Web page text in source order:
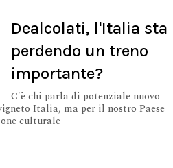
Dealcolati, l'Italia sta
perdendo un treno
importante?
C'è chi parla di potenziale nuovo
Italia, ma per il nostro Paese
culturale